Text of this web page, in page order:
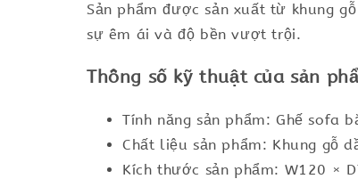
Sản phẩm được sản xuất từ khung
sự êm ái và độ bền vượt trội.
Thông số kỹ thuật của sản
Tính năng sản phẩm: Ghế sofa
Chất liệu sản phẩm: Khung gỗ
Kích thước sản phẩm: W120 ×